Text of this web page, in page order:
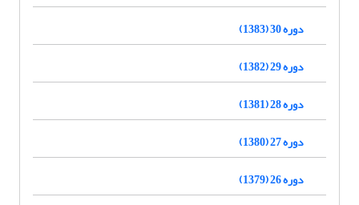
دوره 30 (1383)
دوره 29 (1382)
دوره 28 (1381)
دوره 27 (1380)
دوره 26 (1379)